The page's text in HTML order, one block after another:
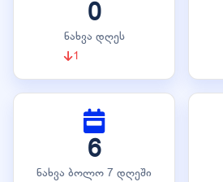
0
ნახვა დღეს
1
6
ნახვა ბოლო 7 დღეში